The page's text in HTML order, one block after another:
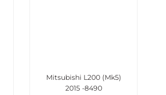
Mitsubishi L200 (Mk5)
2015 -8490